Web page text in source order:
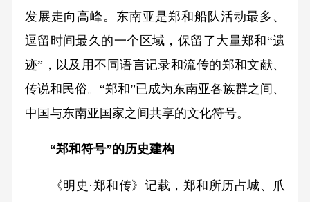
发展走向高峰。东南亚是郑和船队活动最多、
逗留时间最久的一个区域，保留了大量郑和“遗
迹”，以及用不同语言记录和流传的郑和文献、
传说和民俗。“郑和”已成为东南亚各族群之间、
中国与东南亚国家之间共享的文化符号。
“郑和符号”的历史建构
《明史·郑和传》记载，郑和所历占城、爪